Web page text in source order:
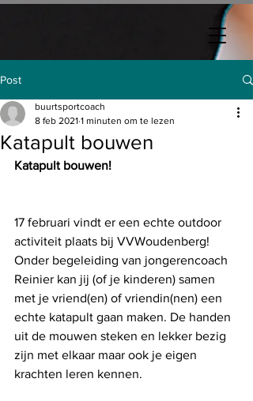
Post
Katapult bouwen
buurtsportcoach
8 feb 2021 1 minuten om te lezen
Katapult bouwen!
17 februari vindt er een echte outdoor
activiteit plaats bij VVWoudenberg!
Onder begeleiding van jongerencoach
Reinier kan jij (of je kinderen) samen
met je vriend(en) of vriendin(nen) een
echte katapult gaan maken. De handen
uit de mouwen steken en lekker bezig
zijn met elkaar maar ook je eigen
krachten leren kennen.